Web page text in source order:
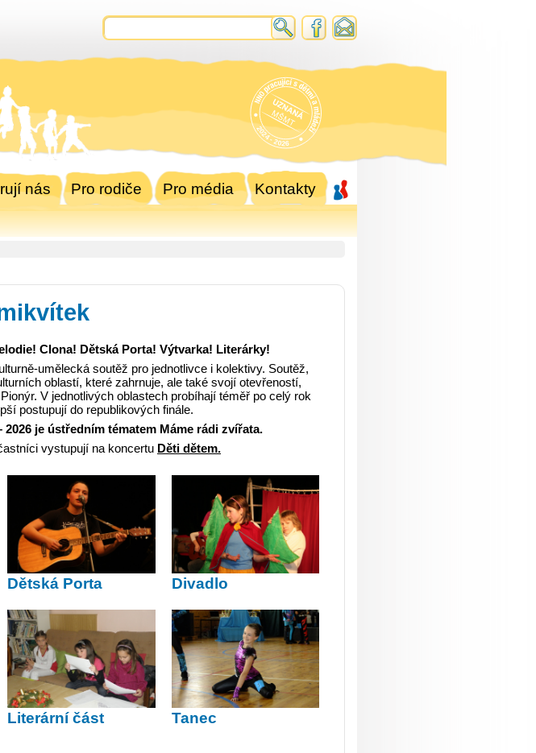
nás Pro rodiče Pro média Kontakty
Clona! Dětská Porta! Výtvarka! Literárky!
umělecká soutěž pro jednotlivce i kolektivy. Soutěž,
oblastí, které zahrnuje, ale také svojí otevřeností,
V jednotlivých oblastech probíhají téměř po celý rok
postupují do republikových finále.
2026 je ústředním tématem Máme rádi zvířata.
vystupují na koncertu Děti dětem.
Dětská Porta Divadlo
Literární část Tanec